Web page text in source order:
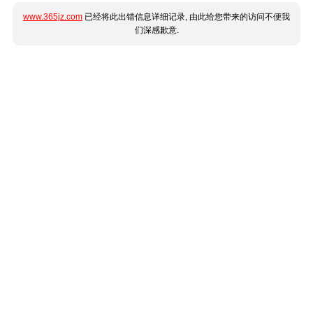
www.365jz.com 已经将此出错信息详细记录, 由此给您带来的访问不便我
们深感歉意.